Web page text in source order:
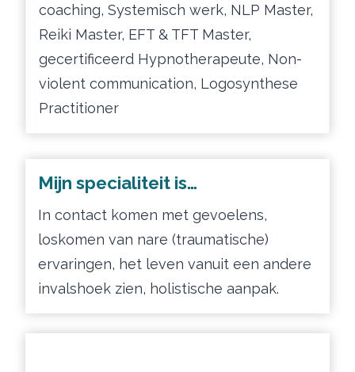
coaching, Systemisch werk, NLP Master,
Reiki Master, EFT & TFT Master,
gecertificeerd Hypnotherapeute, Non-
violent communication, Logosynthese
Practitioner
Mijn specialiteit is…
In contact komen met gevoelens,
loskomen van nare (traumatische)
ervaringen, het leven vanuit een andere
invalshoek zien, holistische aanpak.